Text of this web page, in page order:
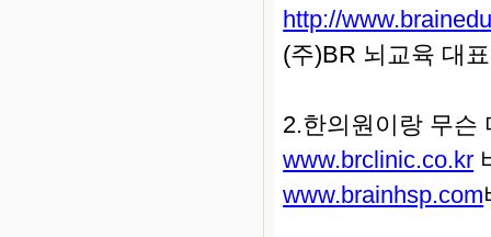
http://
(주)BR 뇌교육 대
2.한의원이랑 무슨
www.brclinic.co.kr
www.brainhsp.com